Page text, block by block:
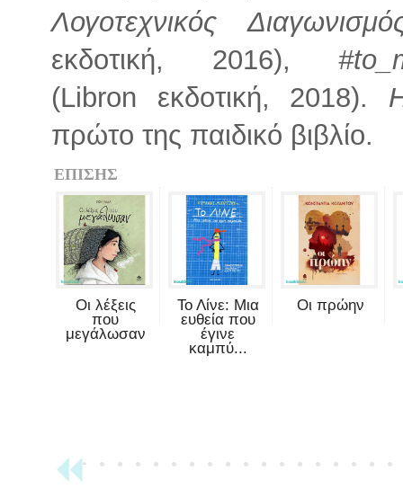
Λογοτεχνικός
εκδοτική, 2016),
(Libron εκδοτική, 2018).
πρώτο της παιδικό βιβλίο.
ΕΠΙΣΗΣ
Οι λέξεις
που
μεγάλωσαν
Το Λίνε: Μια
ευθεία που
έγινε
καμπύ...
Οι πρώην